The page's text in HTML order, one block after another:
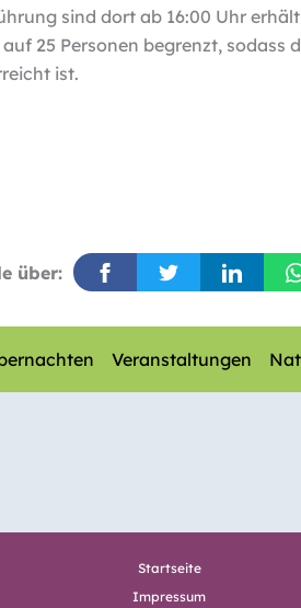
sind dort ab 16:00 Uhr
25 Personen begrenzt, sodass
ist.
über:
Veranstaltungen
Startseite
Impressum